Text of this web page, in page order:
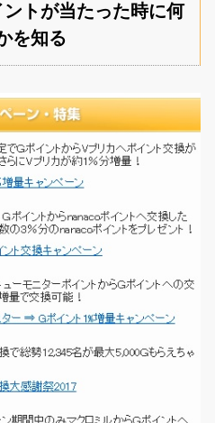
トが当たった時に何
を知る